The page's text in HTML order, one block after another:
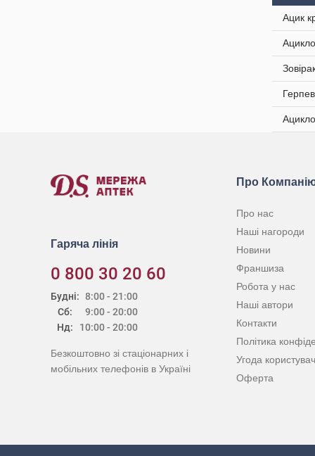
Ацик
Гаряча лінія
0 800 30 20 60
Будні:
Сб:
Нд:
8:00 - 21:00
9:00 - 20:00
10:00 - 20:00
Безкоштовно зі стаціонарних і
мобільних телефонів в Україні
Про
Про нас
Наші нагороди
Новини
Франшиза
Робота у нас
Наші автори
Контакти
Політика
Угода
Оферта